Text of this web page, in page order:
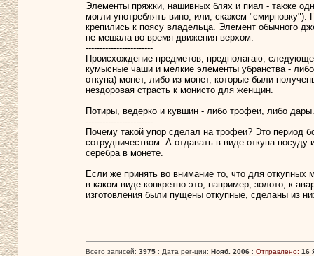
Элементы пряжки, нашивных блях и пиал - также
могли употреблять вино, или, скажем
крепились к поясу владельца. Элемент обычного
не мешала во время движения верхом.
------------------------
Происхождение предметов, предполагаю,
кумысные чаши и мелкие элементы убранства -
откупа) монет, либо из монет, которые были
нездоровая страсть к монисто для женщин.
Потиры, ведерко и кувшин - либо трофеи, либо
------------------------
Почему такой упор сделал на трофеи? Это период
сотрудничеством. А отдавать в виде откупа
серебра в монете.
Если же принять во внимание то, что для
в каком виде конкретно это, например, золото, к
изготовления были пущены откупные, сделаны из
Всего записей: 3975: Дата рег-ции: Нояб. 2006: Отправлено: 16